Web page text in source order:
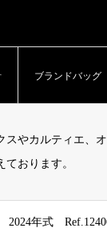
– アッパータイム」
ブランドバッグ
スやカルティエ、
おります。
年式